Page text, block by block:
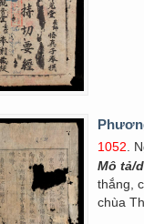
1052 .
Mô tả/
thắng,
chùa